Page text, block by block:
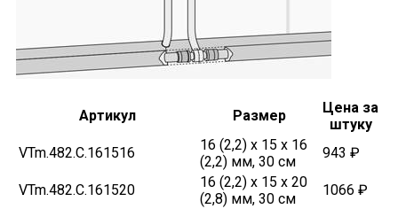
Артикул Размер
Цена за
штуку
VTm.482.C.161516
16 (2,2) х 15 х 16
(2,2) мм, 30 см
943 ₽
VTm.482.C.161520
16 (2,2) х 15 х 20
(2,8) мм, 30 см
1066 ₽